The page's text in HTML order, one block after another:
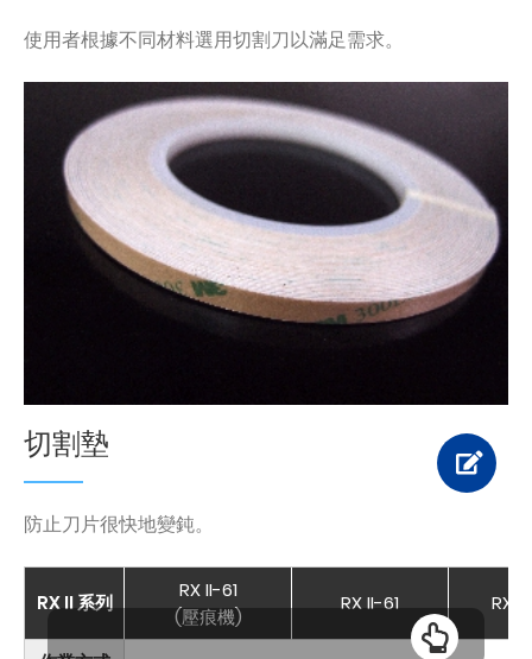
使用者根據不同材料選用切割刀以滿足需求。
切割墊
防止刀片很快地變鈍。
RX II 系列
RX II-61
(壓痕機)
RX II-61 RX